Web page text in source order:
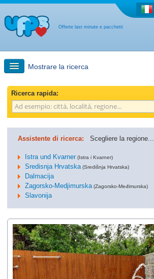
Offerte last minute e pacchetti
Mostrare la ricerca
Ricerca rapida
Viaggi: Ricerca con la mappa
Altro paese
Ricerca rapida:
Assistente di ricerca: Scegliere la regione...
Istra und Kvarner (Istra i Kvarner)
Sredisnja Hrvatska (Središnja Hrvatska)
Dalmacija
Zagorsko-Medjimurska (Zagorsko-Međimurska)
Slavonija